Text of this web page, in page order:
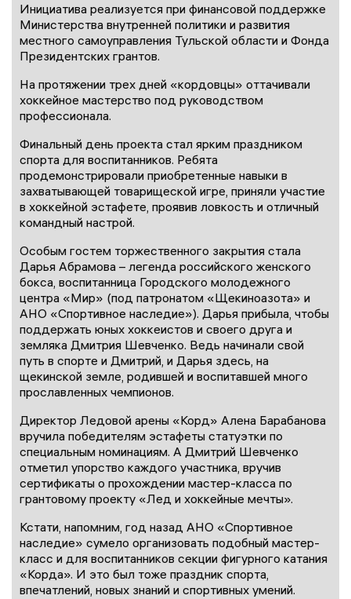
Инициатива реализуется при финансовой поддержке
Министерства внутренней политики и развития
местного самоуправления Тульской области и Фонда
Президентских грантов.
На протяжении трех дней «кордовцы» оттачивали
хоккейное мастерство под руководством
профессионала.
Финальный день проекта стал ярким праздником
спорта для воспитанников. Ребята
продемонстрировали приобретенные навыки в
захватывающей товарищеской игре, приняли участие
в хоккейной эстафете, проявив ловкость и отличный
командный настрой.
Особым гостем торжественного закрытия стала
Дарья Абрамова – легенда российского женского
бокса, воспитанница Городского молодежного
центра «Мир» (под патронатом «Щекиноазота» и
АНО «Спортивное наследие»). Дарья прибыла, чтобы
поддержать юных хоккеистов и своего друга и
земляка Дмитрия Шевченко. Ведь начинали свой
путь в спорте и Дмитрий, и Дарья здесь, на
щекинской земле, родившей и воспитавшей много
прославленных чемпионов.
Директор Ледовой арены «Корд» Алена Барабанова
вручила победителям эстафеты статуэтки по
специальным номинациям. А Дмитрий Шевченко
отметил упорство каждого участника, вручив
сертификаты о прохождении мастер-класса по
грантовому проекту «Лед и хоккейные мечты».
Кстати, напомним, год назад АНО «Спортивное
наследие» сумело организовать подобный мастер-
класс и для воспитанников секции фигурного катания
«Корда». И это был тоже праздник спорта,
впечатлений, новых знаний и спортивных умений.